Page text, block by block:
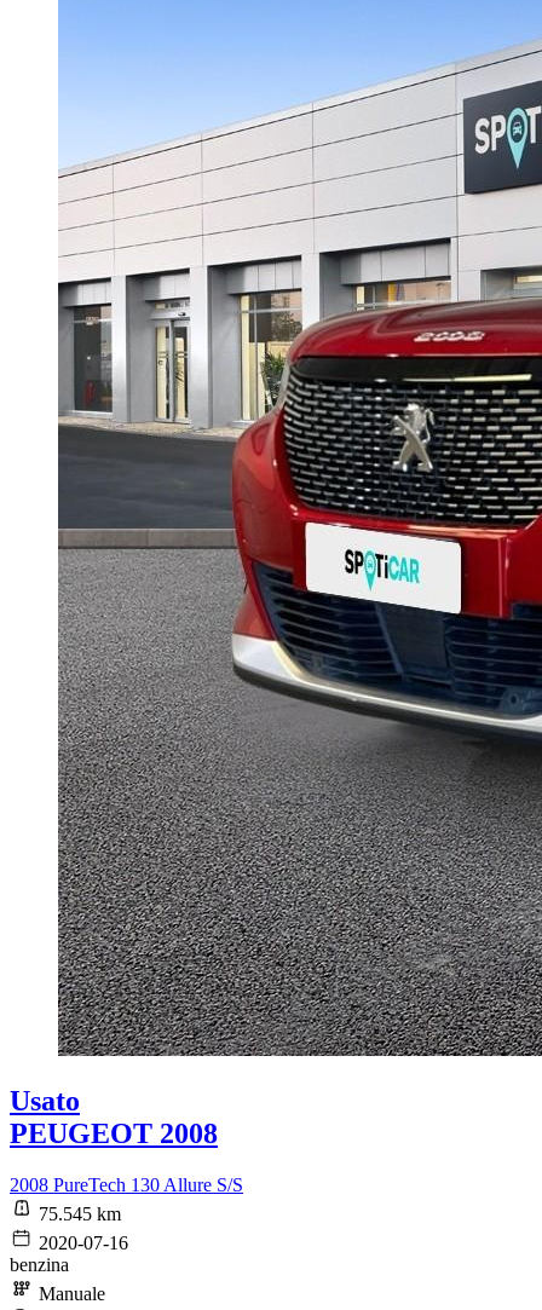
Usato
PEUGEOT 2008
2008 PureTech 130 Allure S/S
75.545 km
2020-07-16
benzina
Manuale